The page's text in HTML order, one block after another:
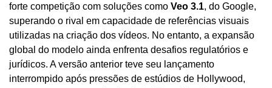
forte competição com soluções como Veo 3.1, do Google,
superando o rival em capacidade de referências visuais
utilizadas na criação dos vídeos. No entanto, a expansão
global do modelo ainda enfrenta desafios regulatórios e
jurídicos. A versão anterior teve seu lançamento
interrompido após pressões de estúdios de Hollywood,